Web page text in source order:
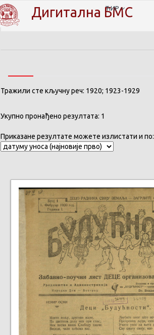
Дигитална БМС
ЋИР
Тражили сте кључну реч: 1920; 1923-1929
Укупно пронађено резултата: 1
Приказане резултате можете излистати и по: